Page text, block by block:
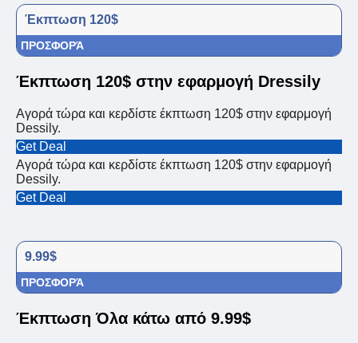
Έκπτωση 120$
ΠΡΟΣΦΟΡΆ
Έκπτωση 120$ στην εφαρμογή Dressily
Αγορά τώρα και κερδίστε έκπτωση 120$ στην εφαρμογή
Dessily.
Get Deal
Αγορά τώρα και κερδίστε έκπτωση 120$ στην εφαρμογή
Dessily.
Get Deal
9.99$
ΠΡΟΣΦΟΡΆ
Έκπτωση Όλα κάτω από 9.99$